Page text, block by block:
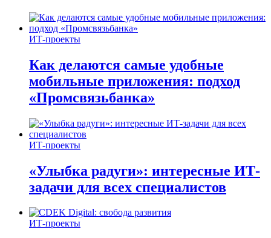
ИТ-проекты
Как делаются самые удобные
мобильные приложения: подход
«Промсвязьбанка»
ИТ-проекты
«Улыбка радуги»: интересные ИТ-
задачи для всех специалистов
ИТ-проекты